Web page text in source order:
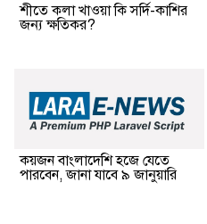
শীতে কলা খাওয়া কি সর্দি-কাশির
জন্য ক্ষতিকর?
কয়জন বাংলাদেশি হজে যেতে
পারবেন, জানা যাবে ৯ জানুয়ারি